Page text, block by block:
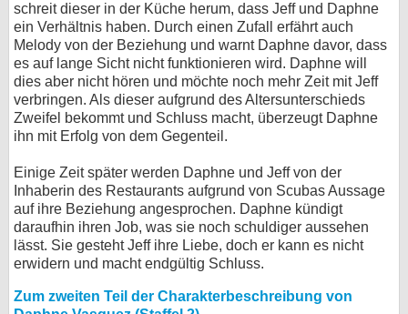
schreit dieser in der Küche herum, dass Jeff und Daphne
ein Verhältnis haben. Durch einen Zufall erfährt auch
Melody von der Beziehung und warnt Daphne davor, dass
es auf lange Sicht nicht funktionieren wird. Daphne will
dies aber nicht hören und möchte noch mehr Zeit mit Jeff
verbringen. Als dieser aufgrund des Altersunterschieds
Zweifel bekommt und Schluss macht, überzeugt Daphne
ihn mit Erfolg von dem Gegenteil.
Einige Zeit später werden Daphne und Jeff von der
Inhaberin des Restaurants aufgrund von Scubas Aussage
auf ihre Beziehung angesprochen. Daphne kündigt
daraufhin ihren Job, was sie noch schuldiger aussehen
lässt. Sie gesteht Jeff ihre Liebe, doch er kann es nicht
erwidern und macht endgültig Schluss.
Zum zweiten Teil der Charakterbeschreibung von